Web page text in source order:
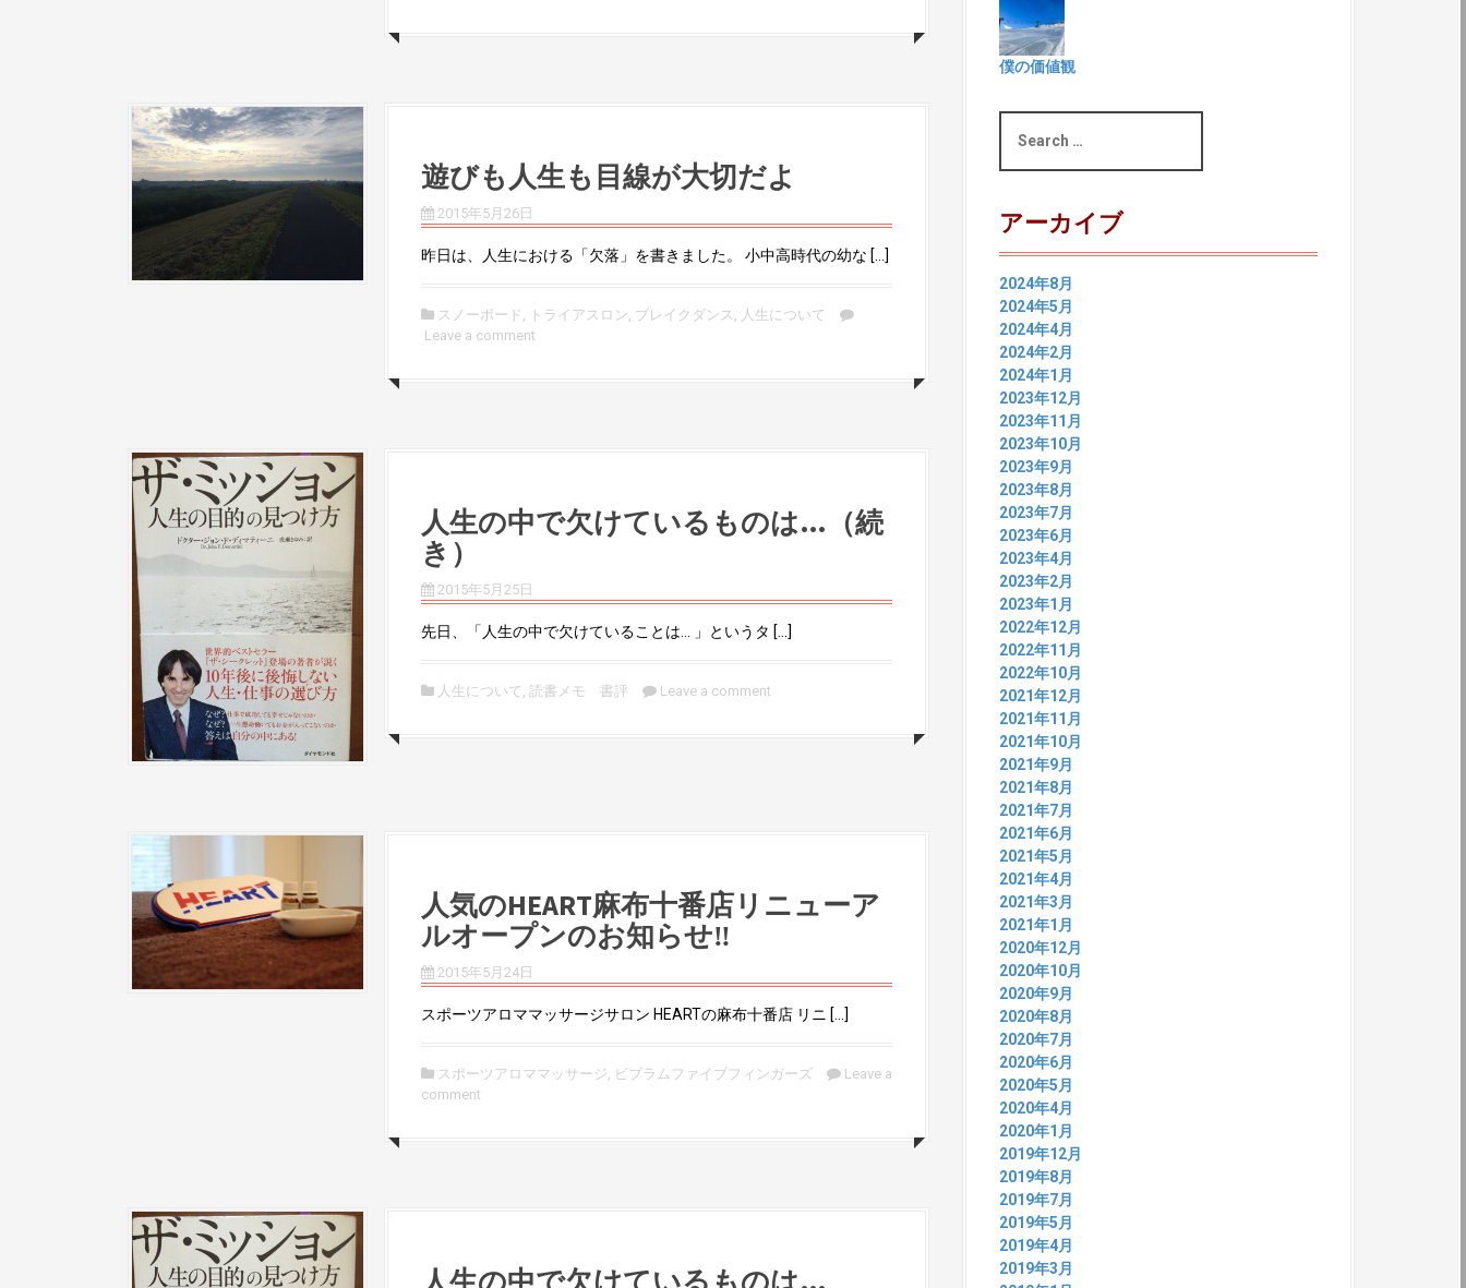
遊びも人生も目線が大切だよ
2015年5月26日
昨日は、人生における「欠落」を書きました。 小中高時代の幼な […]
スノーボード , トライアスロン, ブレイクダンス , 人生について
Leave a comment
人生の中で欠けているものは…（続
き）
2015年5月25日
先日、「人生の中で欠けていることは… 」というタ […]
人生について , 読書メモ 書評 Leave a comment
人気のHEART麻布十番店リニューア
ルオープンのお知らせ‼︎
2015年5月24日
スポーツアロママッサージサロン HEARTの麻布十番店 リニ […]
スポーツアロママッサージ ビブラムファイブフィンガーズ
Leave a
comment
僕の価値観
a
c
h
f
o
r
:
アーカイブ
2024年8月
2024年5月
2024年4月
2024年2月
2024年1月
2023年12月
2023年11月
2023年10月
2023年9月
2023年8月
2023年7月
2023年6月
2023年4月
2023年2月
2023年1月
2022年12月
2022年11月
2022年10月
2021年12月
2021年11月
2021年10月
2021年9月
2021年8月
2021年7月
2021年6月
2021年5月
2021年4月
2021年3月
2021年1月
2020年12月
2020年10月
2020年9月
2020年8月
2020年7月
2020年6月
2020年5月
2020年4月
2020年1月
2019年12月
2019年8月
2019年7月
2019年5月
2019年4月
2019年3月